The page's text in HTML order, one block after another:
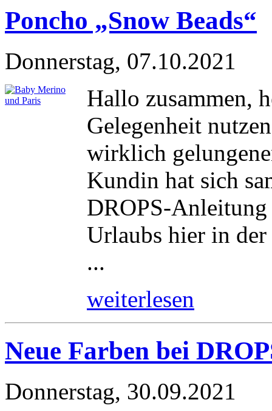
Poncho „Snow Beads“
Donnerstag, 07.10.2021
Hallo zusammen,
Gelegenheit
wirklich
Kundin hat sich
DROPS-Anleitung
Urlaubs hier in
...
weiterlesen
Neue Farben bei
Donnerstag, 30.09.2021